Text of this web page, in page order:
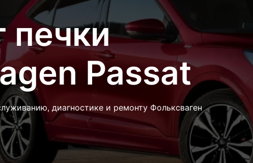
печки
Passat
диагностике и ремонту Фольксваген